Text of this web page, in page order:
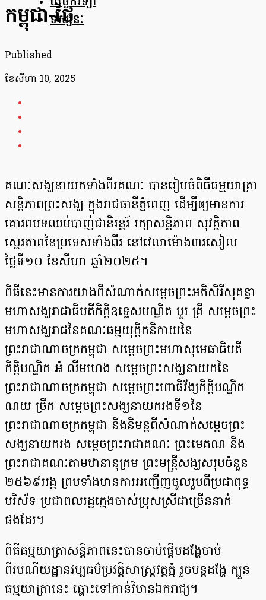
ទស្សនៈ
កម្ពុជា-ថៃ
Published
ខែ​សីហា 10, 2025
គណៈសង្ឃនាយកទាំងពីរគណៈ បានរៀបចំពិធីធម្មយាត្រា
សន្តិភាពព្រះសង្ឃ ក្នុងរាជធានីភ្នំពេញ ដើម្បីឲ្យមានការ
គោរពបទឈប់បាញ់ជានិរន្តរ៍ រក្សាសន្តិភាព សុវត្ថិភាព
ស្ថេរភាពនៃប្រទេសទាំងពីរ នៅវេលាម៉ោង៣រសៀល
ថ្ងៃទី១០ ខែសីហា ឆ្នាំ២០២៥។
ពិធីនេះមានការយាងពីសំណាក់សម្តេចព្រះអភិសិរីសុគន្ធា
មហាសង្ឃរាជាធិបតីកិត្តិឧទ្ទេសបណ្ឌិត បួរ គ្រី សម្តេចព្រះ
មហាសង្ឃរាជនៃគណៈធម្មយុត្តិកនិកាយនៃ
ព្រះរាជាណាចក្រកម្ពុជា សម្តេចព្រះមហាសុមេធាធិបតី
កិត្តិបណ្ឌិត អំ លីមហេង សម្តេចព្រះសង្ឃនាយកនៃ
ព្រះរាជាណាចក្រកម្ពុជា សម្តេចព្រះពោធិវ័ង្សកិត្តិបណ្ឌិត
ណយ ច្រឹក សម្តេចព្រះសង្ឃនាយករងទី១នៃ
ព្រះរាជាណាចក្រកម្ពុជា និងនិមន្តពីសំណាក់សម្តេចព្រះ
សង្ឃនាយករង សម្តេចព្រះរាជាគណៈ ព្រះមេគណ និង
ព្រះរាជាគណៈតាមឋានានុក្រម ព្រះមន្ត្រីសង្ឃសរុបចំនួន
២៥៦៩អង្គ ព្រមទាំងមានការអញ្ជើញចូលរួមពីប្រជាពុទ្ធ
បរិស័ទ ប្រជាពលរដ្ឋក្មេងចាស់ប្រុសស្រីជាច្រើននាក់
ផងដែរ។
ពិធីធម្មយាត្រាសន្តិភាពនេះបានចាប់ផ្តើមដង្ហែចាប់
ពីរមណីយដ្ឋានវប្បធម៌ប្រវត្តិសាស្ត្រវត្តភ្នំ រួចបន្តដង្ហែ ក្បួន
ធម្មយាត្រានេះ ឆ្ពោះទៅកាន់វិមានឯករាជ្យ។